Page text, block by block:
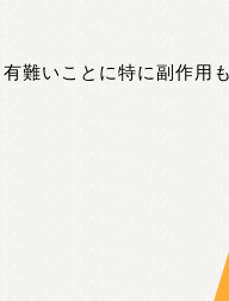
難いことに特に副作用